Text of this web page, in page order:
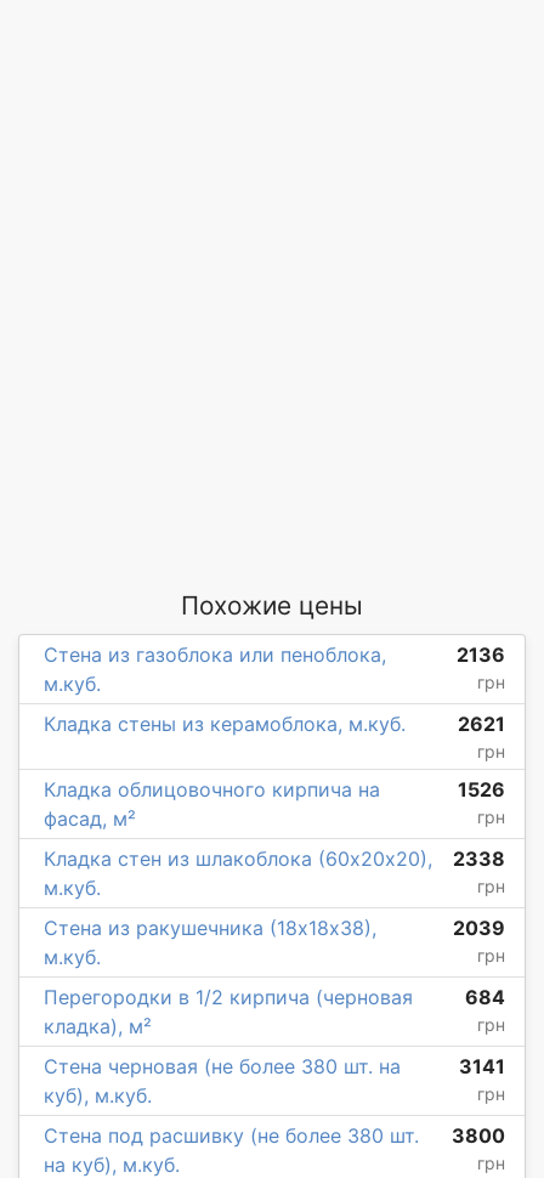
Похожие цены
Стена из газоблока или пеноблока,
м.куб.
2136
грн
Кладка стены из керамоблока, м.куб. 2621
грн
Кладка облицовочного кирпича на
фасад, м²
1526
грн
Кладка стен из шлакоблока (60х20х20),
м.куб.
2338
грн
Стена из ракушечника (18х18х38),
м.куб.
2039
грн
Перегородки в 1/2 кирпича (черновая
кладка), м²
684
грн
Стена черновая (не более 380 шт. на
куб), м.куб.
3141
грн
Стена под расшивку (не более 380 шт.
на куб), м.куб.
3800
грн